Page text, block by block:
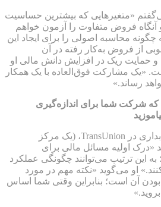
«متغیرهایی که بیشترین حساسیت
آنگاه فروض متفاوت را آزمون خواهم
محاسبه اصولی را برای ایجاد این
از فروض به‌کار رفته در آن
حمایت ریک در افزایش دانش مالی او
«یک مشارکت فوق‌العاده با یک همکار
رساند.»
را که شرکت شما برای اندازه‌گیری
جیمز پیپر، مدیر ارشد حسابداری در TransUnion، (یک مرکز
«درک اولیه مسائل مالی برای
این ترتیب می‌توانند چگونگی عملکرد
او می‌گوید «نکته مهم در مورد
آن است؛ بنابراین وقتی شما اساس